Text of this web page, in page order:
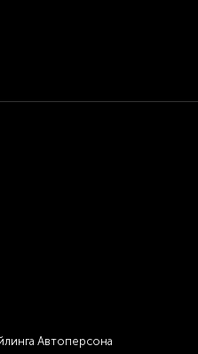
Автоперсона